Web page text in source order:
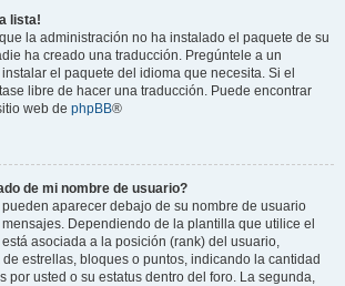
lista!
la administración no ha instalado el paquete de su
ha creado una traducción. Pregúntele a un
el paquete del idioma que necesita. Si el
libre de hacer una traducción. Puede encontrar
web de phpBB®
de mi nombre de usuario?
aparecer debajo de su nombre de usuario
Dependiendo de la plantilla que utilice el
asociada a la posición (rank) del usuario,
estrellas, bloques o puntos, indicando la cantidad
por usted o su estatus dentro del foro. La segunda,